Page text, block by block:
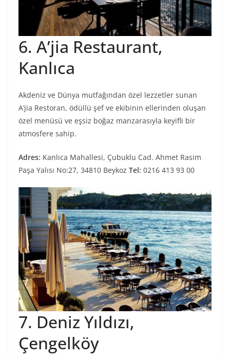
6. A’jia Restaurant,
Kanlıca
Akdeniz ve Dünya mutfağından özel lezzetler sunan
A’jia Restoran, ödüllü şef ve ekibinin ellerinden oluşan
özel menüsü ve eşsiz boğaz manzarasıyla keyifli bir
atmosfere sahip.
Adres: Kanlıca Mahallesi, Çubuklu Cad. Ahmet Rasim
Paşa Yalısı No:27, 34810 Beykoz Tel: 0216 413 93 00
7. Deniz Yıldızı,
Çengelköy